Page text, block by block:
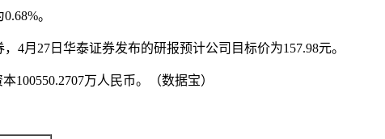
。
4月27日华泰证券发布的研报预计公司目标价为157.98元。
100550.2707万人民币。（数据宝）